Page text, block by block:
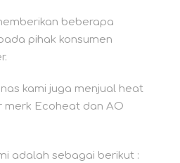
beberapa
pihak konsumen
kami juga menjual heat
merk Ecoheat dan AO
adalah sebagai berikut :